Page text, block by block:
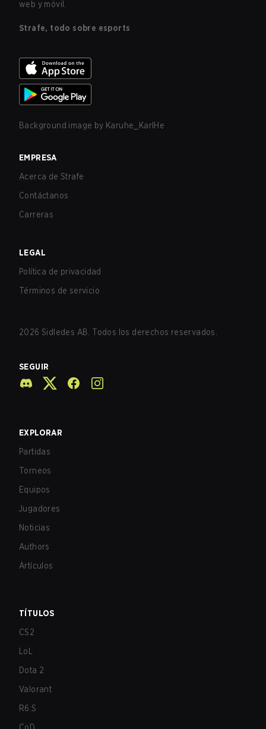
web y móvil.
Strafe, todo sobre esports
Background image by Karuhe_KarlHe
EMPRESA
Acerca de Strafe
Contáctanos
Carreras
LEGAL
Política de privacidad
Términos de servicio
2026 Sidledes AB. Todos los derechos reservados.
SEGUIR
EXPLORAR
Partidas
Torneos
Equipos
Jugadores
Noticias
Authors
Artículos
TÍTULOS
CS2
LoL
Dota 2
Valorant
R6:S